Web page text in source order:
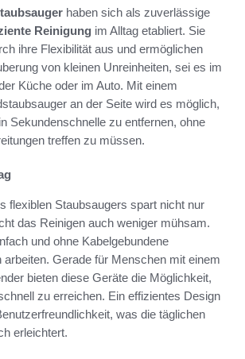
haben sich als zuverlässige
Reinigung im Alltag etabliert. Sie
ihre Flexibilität aus und ermöglichen
von kleinen Unreinheiten, sei es im
Küche oder im Auto. Mit einem
an der Seite wird es möglich,
Sekundenschnelle zu entfernen, ohne
treffen zu müssen.
flexiblen Staubsaugers spart nicht nur
das Reinigen auch weniger mühsam.
und ohne Kabelgebundene
arbeiten. Gerade für Menschen mit einem
bieten diese Geräte die Möglichkeit,
zu erreichen. Ein effizientes Design
was die täglichen
erleichtert.